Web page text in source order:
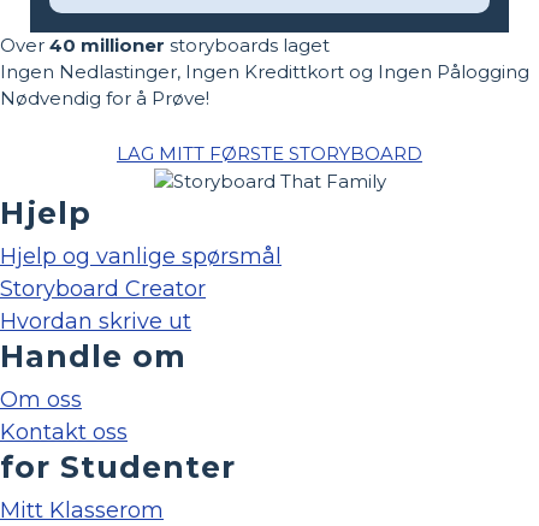
Over 40 millioner storyboards laget
Ingen Nedlastinger, Ingen Kredittkort og Ingen Pålogging
Nødvendig for å Prøve!
LAG MITT FØRSTE STORYBOARD
Hjelp
Hjelp og vanlige spørsmål
Storyboard Creator
Hvordan skrive ut
Handle om
Om oss
Kontakt oss
for Studenter
Mitt Klasserom